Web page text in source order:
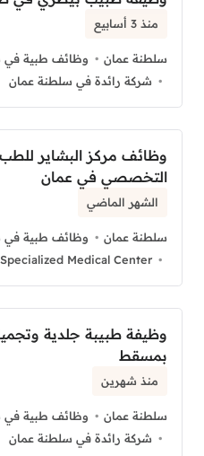
منذ 3 أسابيع
سلطنة عمان
وظائف طبية في
شركة رائدة في سلطنة عمان
وظائف مركز البشاير للطب
التخصصي في عمان
الشهر الماضي
سلطنة عمان
وظائف طبية في
Medical Center
وظيفة طبيبة جلدية
بمسقط
منذ شهرين
سلطنة عمان
وظائف طبية في
شركة رائدة في سلطنة عمان